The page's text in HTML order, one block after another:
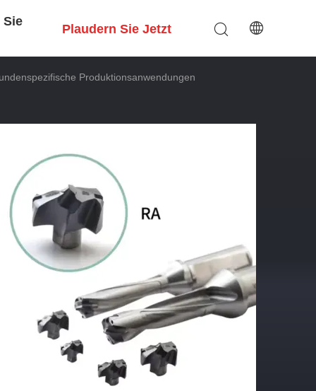
Sie
Plaudern Sie Jetzt
Produktionsanwendungen